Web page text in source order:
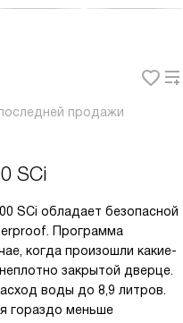
продажи
SCi
SСi обладает безопасной
Программа
когда произошли какие-
закрытой дверце.
воды до 8,9 литров.
гораздо меньше